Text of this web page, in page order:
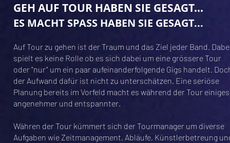
GEH AUF TOUR HABEN SIE GESAGT...
ES MACHT SPASS HABEN SIE GESAGT...
Auf Tour zu gehen ist der Traum und das Ziel jeder Band.
spielt es keine Rolle ob es sich dabei um eine grössere Tour
oder "nur" um ein paar aufeinanderfolgende Gigs handelt.
der Aufwand dafür ist nicht zu unterschätzen. Eine seriöse
Planung bereits im Vorfeld macht es während der Tour einiges
angenehmer und entspannter.
Währen der Tour kümmert sich der Tourmanager um diverse
Aufgaben wie Zeitmanagement, Abläufe, Künstlerbetreung